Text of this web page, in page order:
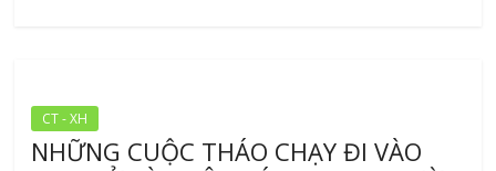
CT - XH
NHỮNG CUỘC THÁO CHẠY ĐI VÀO